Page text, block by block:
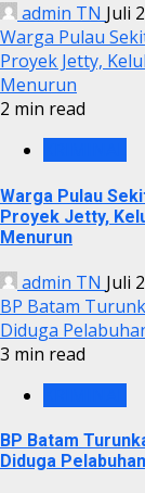
admin TN Juli
Warga Pulau
Proyek Jetty,
Menurun
2 min read
Warga Pulau
Proyek Jetty,
Menurun
admin TN Juli
BP Batam
Diduga
3 min read
BP Batam
Diduga